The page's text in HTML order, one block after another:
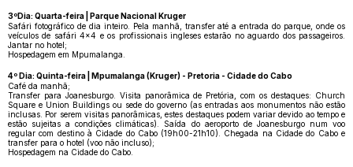
3ºDia: Quarta-feira | Parque Nacional Kruger
Safári fotográfico de dia inteiro. Pela manhã, transfer até a entrada do parque, onde os
veículos de safári 4x4 e os profissionais ingleses estarão no aguardo dos passageiros.
Jantar no hotel;
Hospedagem em Mpumalanga.
4º Dia: Quinta-feira | Mpumalanga (Kruger) - Pretoria - Cidade do Cabo
Café da manhã;
Transfer para Joanesburgo. Visita panorâmica de Pretória, com os destaques: Church
Square e Union Buildings ou sede do governo (as entradas aos monumentos não estão
inclusas. Por serem visitas panorâmicas, estes destaques podem variar devido ao tempo e
estão sujeitas a condições climáticas). Saída do aeroporto de Joanesburgo num voo
regular com destino à Cidade do Cabo (19h00-21h10). Chegada na Cidade do Cabo e
transfer para o hotel (voo não incluso);
Hospedagem na Cidade do Cabo.